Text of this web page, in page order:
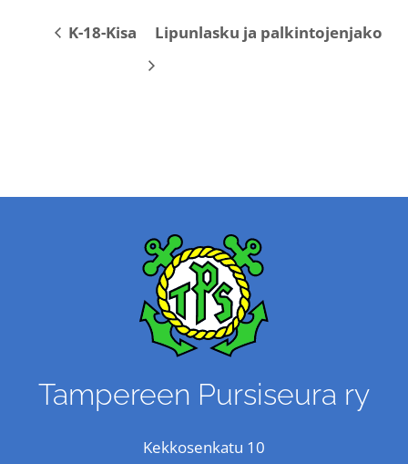
K-18-Kisa Lipunlasku ja palkintojenjako
Tampereen Pursiseura ry
Kekkosenkatu 10